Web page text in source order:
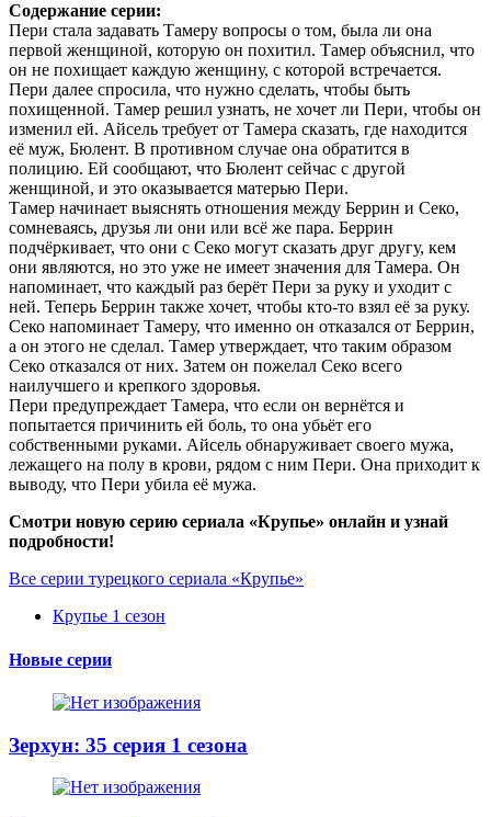
Содержание серии:
Пери стала задавать Тамеру вопросы о том, была ли она
первой женщиной, которую он похитил. Тамер объяснил, что
он не похищает каждую женщину, с которой встречается.
Пери далее спросила, что нужно сделать, чтобы быть
похищенной. Тамер решил узнать, не хочет ли Пери, чтобы он
изменил ей. Айсель требует от Тамера сказать, где находится
её муж, Бюлент. В противном случае она обратится в
полицию. Ей сообщают, что Бюлент сейчас с другой
женщиной, и это оказывается матерью Пери.
Тамер начинает выяснять отношения между Беррин и Секо,
сомневаясь, друзья ли они или всё же пара. Беррин
подчёркивает, что они с Секо могут сказать друг другу, кем
они являются, но это уже не имеет значения для Тамера. Он
напоминает, что каждый раз берёт Пери за руку и уходит с
ней. Теперь Беррин также хочет, чтобы кто-то взял её за руку.
Секо напоминает Тамеру, что именно он отказался от Беррин,
а он этого не сделал. Тамер утверждает, что таким образом
Секо отказался от них. Затем он пожелал Секо всего
наилучшего и крепкого здоровья.
Пери предупреждает Тамера, что если он вернётся и
попытается причинить ей боль, то она убьёт его
собственными руками. Айсель обнаруживает своего мужа,
лежащего на полу в крови, рядом с ним Пери. Она приходит к
выводу, что Пери убила её мужа.
Смотри новую серию сериала «Крупье» онлайн и узнай
подробности!
Все серии турецкого сериала «Крупье»
Крупье 1 сезон
Новые серии
Зерхун: 35 серия 1 сезона